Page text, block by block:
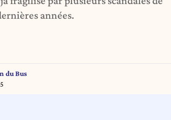
années.
du Bus